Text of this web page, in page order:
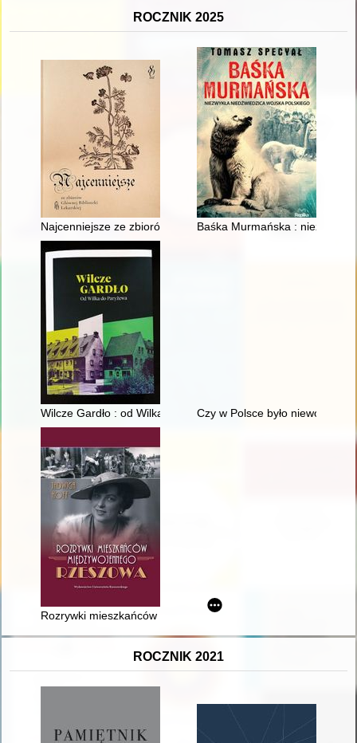
ROCZNIK 2025
Najcenniejsze ze zbiorów Głównej Biblioteki Lekarskiej
Baśka Murmańska : niezwykła
Wilcze Gardło : od Wilka do ParyżewaCzy w Polsce było
Rozrywki mieszkańców międzywojennego Rzeszowa
ROCZNIK 2021